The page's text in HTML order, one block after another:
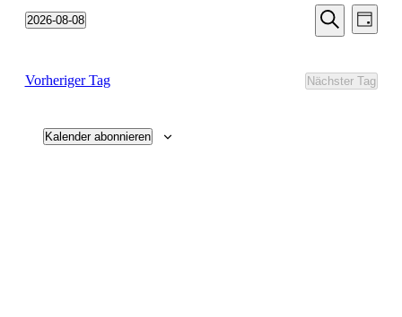
Suche
Suche
Tag
2026-08-08
Vorheriger Tag
Nächster Tag
Kalender abonnieren